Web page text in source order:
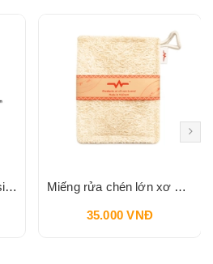
Xơ mướp nguyên trái (size S) VI LÂM Miếng rửa chén lớn xơ mướp ( hình chữ nhật) VI LÂM
35.000 VNĐ